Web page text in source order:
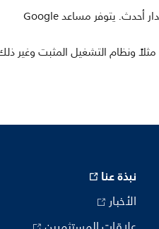
يتوفر مساعد Google Assistant على أجهزة التلفزيون Android من Philips التي تعمل بنظام (8)Android O ‎ أو إصدار أحدث. يتوفر مساعد Google
نبذة عنا
الأخبار